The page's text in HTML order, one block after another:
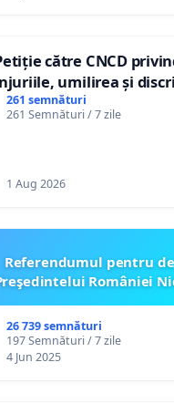
către CNCD
umilirea și
persoanelor cu
către utilizatorul TikTok
261 semnături
261 Semnături / 7 zile
1 Aug 2026
Referendumul pentru
României
26 739 semnături
197 Semnături / 7 zile
4 Jun 2025